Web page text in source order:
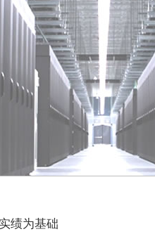
客户培训
零件供应 机
酒
绩为基础